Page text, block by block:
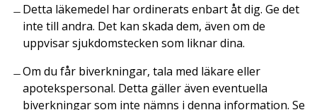
Detta läkemedel har ordinerats enbart åt dig. Ge det
inte till andra. Det kan skada dem, även om de
uppvisar sjukdomstecken som liknar dina.
Om du får biverkningar, tala med läkare eller
apotekspersonal. Detta gäller även eventuella
biverkningar som inte nämns i denna information. Se